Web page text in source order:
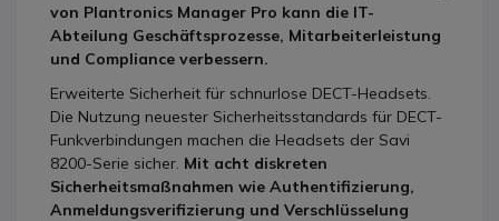
von Plantronics Manager Pro kann die IT-
Abteilung Geschäftsprozesse, Mitarbeiterleistung
und Compliance verbessern.
Erweiterte Sicherheit für schnurlose DECT-Headsets.
Die Nutzung neuester Sicherheitsstandards für DECT-
Funkverbindungen machen die Headsets der Savi
8200-Serie sicher. Mit acht diskreten
Sicherheitsmaßnahmen wie Authentifizierung,
Anmeldungsverifizierung und Verschlüsselung